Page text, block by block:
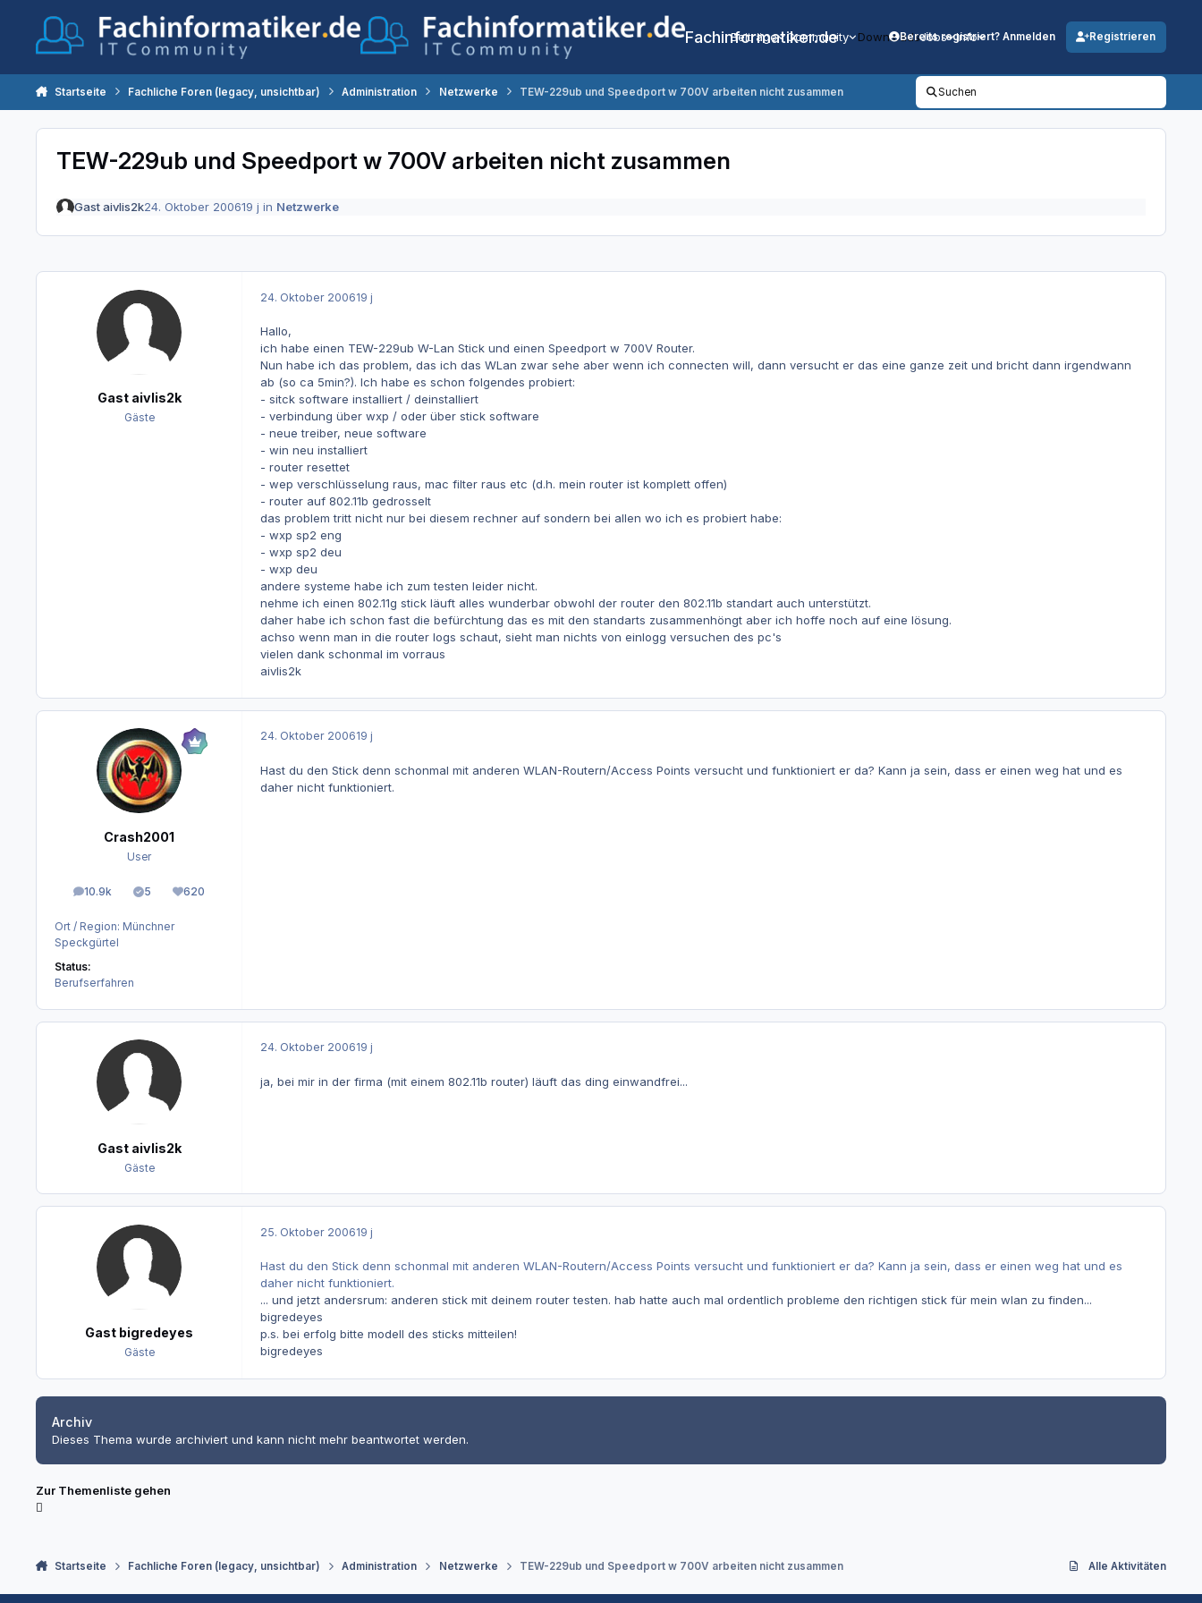
Fachinformatiker.de
Beiträge Community DownloadsJobs Info
Bereits registriert? Anmelden Registrieren
Startseite Fachliche Foren (legacy, unsichtbar) Administration Netzwerke TEW-229ub und Speedport w 700V arbeiten nicht zusammen Suchen
TEW-229ub und Speedport w 700V arbeiten nicht zusammen
Gast aivlis2k24. Oktober 200619 j in Netzwerke
Gast aivlis2k
Gäste
24. Oktober 200619 j
Hallo,
ich habe einen TEW-229ub W-Lan Stick und einen Speedport w 700V Router.
Nun habe ich das problem, das ich das WLan zwar sehe aber wenn ich connecten will, dann versucht er das eine ganze zeit und bricht dann irgendwann
ab (so ca 5min?). Ich habe es schon folgendes probiert:
- sitck software installiert / deinstalliert
- verbindung über wxp / oder über stick software
- neue treiber, neue software
- win neu installiert
- router resettet
- wep verschlüsselung raus, mac filter raus etc (d.h. mein router ist komplett offen)
- router auf 802.11b gedrosselt
das problem tritt nicht nur bei diesem rechner auf sondern bei allen wo ich es probiert habe:
- wxp sp2 eng
- wxp sp2 deu
- wxp deu
andere systeme habe ich zum testen leider nicht.
nehme ich einen 802.11g stick läuft alles wunderbar obwohl der router den 802.11b standart auch unterstützt.
daher habe ich schon fast die befürchtung das es mit den standarts zusammenhöngt aber ich hoffe noch auf eine lösung.
achso wenn man in die router logs schaut, sieht man nichts von einlogg versuchen des pc's
vielen dank schonmal im vorraus
aivlis2k
Crash2001
User
10.9k
Beiträge 5
Lösungen620
Reputation
Ort / Region: Münchner
Speckgürtel
Status:
Berufserfahren
24. Oktober 200619 j
Hast du den Stick denn schonmal mit anderen WLAN-Routern/Access Points versucht und funktioniert er da? Kann ja sein, dass er einen weg hat und es
daher nicht funktioniert.
Gast aivlis2k
Gäste
24. Oktober 200619 j
ja, bei mir in der firma (mit einem 802.11b router) läuft das ding einwandfrei...
Gast bigredeyes
Gäste
25. Oktober 200619 j
Hast du den Stick denn schonmal mit anderen WLAN-Routern/Access Points versucht und funktioniert er da? Kann ja sein, dass er einen weg hat und es
daher nicht funktioniert.
... und jetzt andersrum: anderen stick mit deinem router testen. hab hatte auch mal ordentlich probleme den richtigen stick für mein wlan zu finden...
bigredeyes
p.s. bei erfolg bitte modell des sticks mitteilen!
bigredeyes
Archiv
Dieses Thema wurde archiviert und kann nicht mehr beantwortet werden.
Zur Themenliste gehen
Startseite Fachliche Foren (legacy, unsichtbar) Administration Netzwerke TEW-229ub und Speedport w 700V arbeiten nicht zusammen Alle Aktivitäten